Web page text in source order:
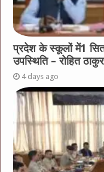
प्रदेश के स्कूलों में1
उपस्थिति – रोहित ठाकुर
4 days ago